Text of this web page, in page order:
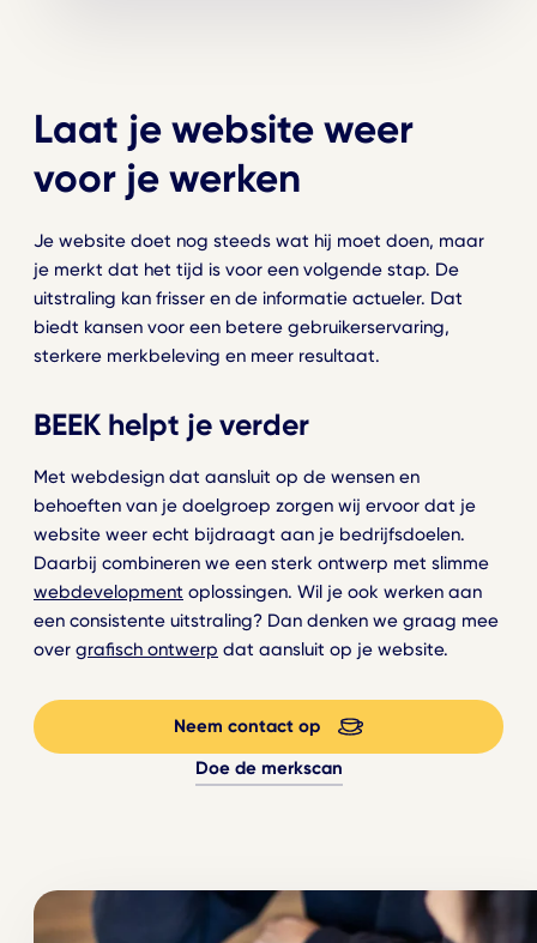
Laat je website weer
voor je werken
Je website doet nog steeds wat hij moet doen, maar
je merkt dat het tijd is voor een volgende stap. De
uitstraling kan frisser en de informatie actueler. Dat
biedt kansen voor een betere gebruikerservaring,
sterkere merkbeleving en meer resultaat.
BEEK helpt je verder
Met webdesign dat aansluit op de wensen en
behoeften van je doelgroep zorgen wij ervoor dat je
website weer echt bijdraagt aan je bedrijfsdoelen.
Daarbij combineren we een sterk ontwerp met slimme
webdevelopment oplossingen. Wil je ook werken aan
een consistente uitstraling? Dan denken we graag mee
over grafisch ontwerp dat aansluit op je website.
Neem contact op
Doe de merkscan